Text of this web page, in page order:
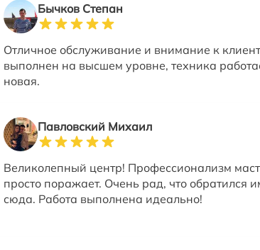
Бычков Степан
Отличное обслуживание и внимание к
выполнен на высшем уровне, техника
новая.
Павловский Михаил
Великолепный центр! Профессионализм
просто поражает. Очень рад, что обратился
сюда. Работа выполнена идеально!